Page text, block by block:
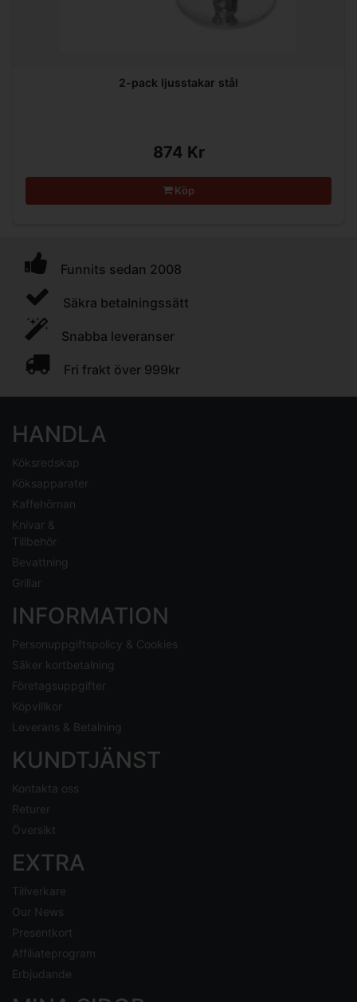
2-pack ljusstakar stål
874 Kr
Köp
Funnits sedan 2008
Säkra betalningssätt
Snabba leveranser
Fri frakt över 999kr
HANDLA
Köksredskap
Köksapparater
Kaffehörnan
Knivar &
Tillbehör
Bevattning
Grillar
INFORMATION
Personuppgiftspolicy & Cookies
Säker kortbetalning
Företagsuppgifter
Köpvillkor
Leverans & Betalning
KUNDTJÄNST
Kontakta oss
Returer
Översikt
EXTRA
Tillverkare
Our News
Presentkort
Affiliateprogram
Erbjudande